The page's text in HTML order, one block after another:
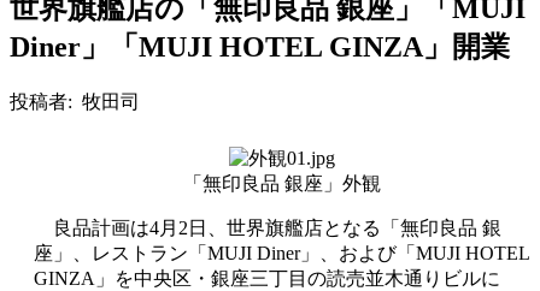
世界旗艦店の「無印良品 銀座」「MUJI
Diner」「MUJI HOTEL GINZA」開業
投稿者: 牧田司
「無印良品 銀座」外観
良品計画は4月2日、世界旗艦店となる「無印良品 銀
座」、レストラン「MUJI Diner」、および「MUJI HOTEL
GINZA」を中央区・銀座三丁目の読売並木通りビルに